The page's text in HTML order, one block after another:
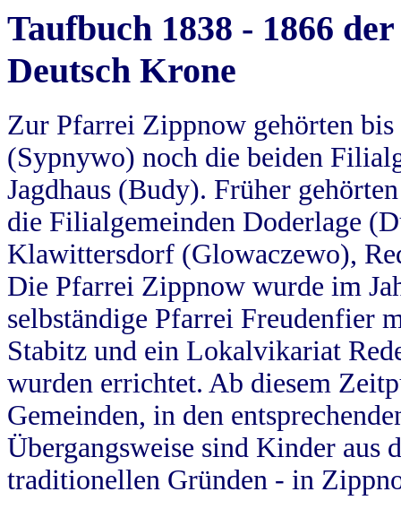
Taufbuch 1838 - 1866
Deutsch Krone
Zur Pfarrei Zippnow gehörten
(Sypnywo) noch die beiden
Jagdhaus (Budy). Früher
die Filialgemeinden Doderlage
Klawittersdorf (Glowaczewo),
Die Pfarrei Zippnow wurde im
selbständige Pfarrei Freudenfier
Stabitz und ein Lokalvikariat
wurden errichtet. Ab diesem
Gemeinden, in den
Übergangsweise sind Kinder aus
traditionellen Gründen - in